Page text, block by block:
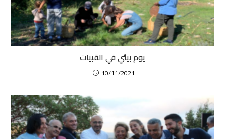
يوم بيئي في القبيات
10/11/2021